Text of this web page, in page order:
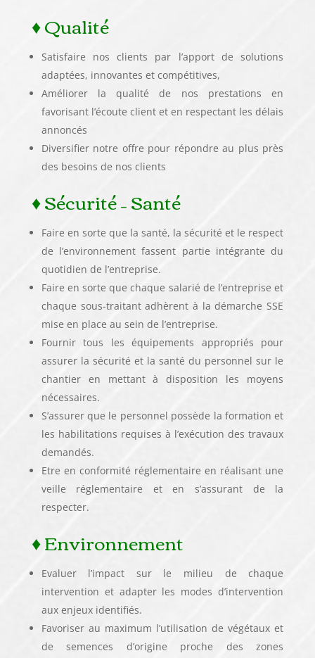
♦ Qualité
Satisfaire nos clients par l’apport de solutions
adaptées, innovantes et compétitives,
Améliorer la qualité de nos prestations en
favorisant l’écoute client et en respectant les délais
annoncés
Diversifier notre offre pour répondre au plus près
des besoins de nos clients
♦ Sécurité – Santé
Faire en sorte que la santé, la sécurité et le respect
de l’environnement fassent partie intégrante du
quotidien de l’entreprise.
Faire en sorte que chaque salarié de l’entreprise et
chaque sous-traitant adhèrent à la démarche SSE
mise en place au sein de l’entreprise.
Fournir tous les équipements appropriés pour
assurer la sécurité et la santé du personnel sur le
chantier en mettant à disposition les moyens
nécessaires.
S’assurer que le personnel possède la formation et
les habilitations requises à l’exécution des travaux
demandés.
Etre en conformité réglementaire en réalisant une
veille réglementaire et en s’assurant de la
respecter.
♦ Environnement
Evaluer l’impact sur le milieu de chaque
intervention et adapter les modes d’intervention
aux enjeux identifiés.
Favoriser au maximum l’utilisation de végétaux et
de semences d’origine proche des zones